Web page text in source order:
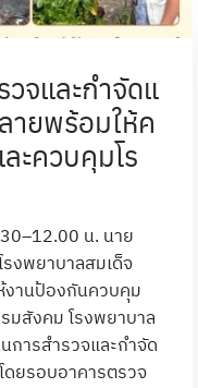
จและกำจัดแ
ายพร้อมให้ค
ะควบคุมโร
น. นาย
งพยาบาลสมเด็จ
งานป้องกันควบคุม
มสังคม โรงพยาบาล
การสำรวจและกำจัด
ดยรอบอาคารตรวจ